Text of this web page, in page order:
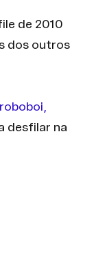
de 2010
dos outros
desfilar na